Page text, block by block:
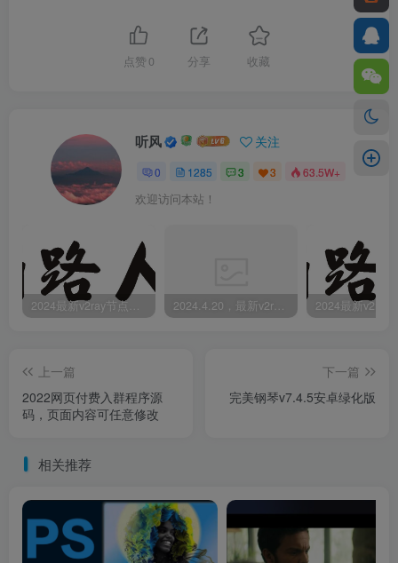
点赞 0 分享 收藏
听风 关注
0 1285 3 3 63.5W+
欢迎访问本站！
2024最新v2ray节点免费分享-05.08附ss/vmess节点订阅 2024.4.20，最新v2ray节点免费分享-附ss/vmess节点订阅
上一篇
2022网页付费入群程序源
码，页面内容可任意修改
下一篇
完美钢琴v7.4.5安卓绿化版
相关推荐